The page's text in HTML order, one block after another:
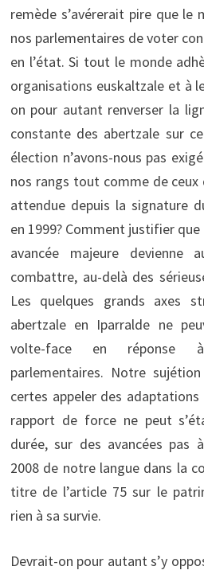
remède s’avérerait pire que
nos parlementaires de voter
en l’état. Si tout le monde
organisations euskaltzale et à
on pour autant renverser la
constante des abertzale sur
élection n’avons-nous pas
nos rangs tout comme de
attendue depuis la signature
en 1999? Comment justifier
avancée majeure devienne
combattre, au-delà des
Les quelques grands axes
abertzale en Iparralde ne
volte-face en réponse
parlementaires. Notre
certes appeler des
rapport de force ne peut
durée, sur des avancées pas
2008 de notre langue dans la
titre de l’article 75 sur le
rien à sa survie.
Devrait-on pour autant s’y